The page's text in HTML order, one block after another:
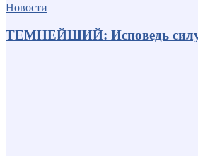
Новости
ТЕМНЕЙШИЙ: Исповедь